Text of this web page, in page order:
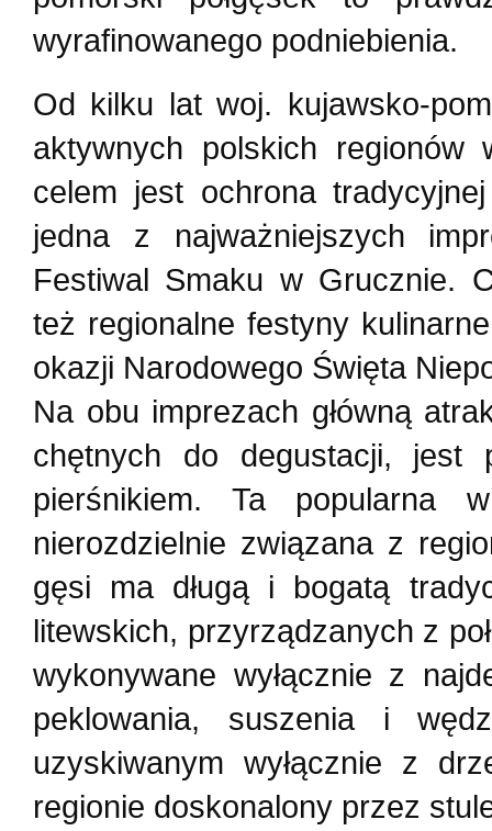
wyrafinowanego podniebienia.
Od kilku lat woj. kujawsko-
aktywnych polskich regionów
celem jest ochrona
jedna z najważniejszych
Festiwal Smaku w Grucznie.
też regionalne festyny
okazji Narodowego Święta
Na obu imprezach główną
chętnych do degustacji, jest
pierśnikiem. Ta popularna
nierozdzielnie związana z
gęsi ma długą i bogatą
litewskich, przyrządzanych z
wykonywane wyłącznie z
peklowania, suszenia i
uzyskiwanym wyłącznie z
regionie doskonalony przez